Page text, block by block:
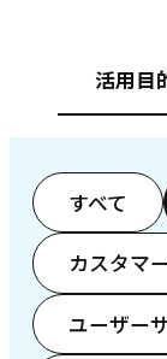
活用目
すべて
カスタマ
ユーザー